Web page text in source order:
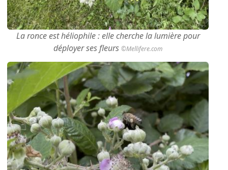
La ronce est héliophile : elle cherche la lumière pour
déployer ses fleurs ©Mellifere.com